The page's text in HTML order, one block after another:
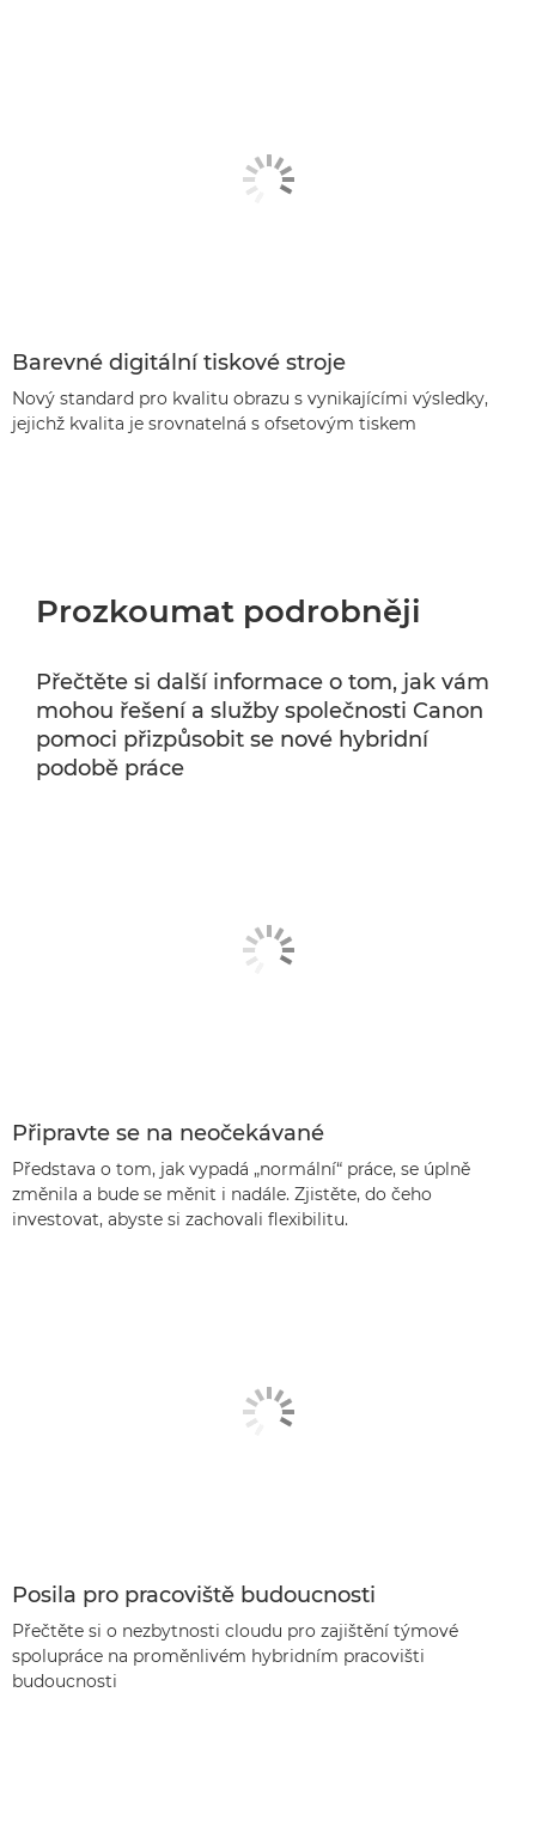
Barevné digitální tiskové stroje
Nový standard pro kvalitu obrazu s vynikajícími výsledky,
jejichž kvalita je srovnatelná s ofsetovým tiskem
Prozkoumat podrobněji
Přečtěte si další informace o tom, jak vám
mohou řešení a služby společnosti Canon
pomoci přizpůsobit se nové hybridní
podobě práce
Připravte se na neočekávané
Představa o tom, jak vypadá „normální“ práce, se úplně
změnila a bude se měnit i nadále. Zjistěte, do čeho
investovat, abyste si zachovali flexibilitu.
Posila pro pracoviště budoucnosti
Přečtěte si o nezbytnosti cloudu pro zajištění týmové
spolupráce na proměnlivém hybridním pracovišti
budoucnosti